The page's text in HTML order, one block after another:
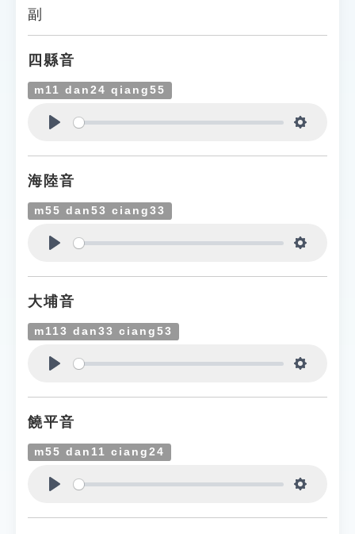
遊戲專區
教學應用
貓頭鷹博士
副
四縣音
m11 dan24 qiang55
海陸音
m55 dan53 ciang33
大埔音
m113 dan33 ciang53
饒平音
m55 dan11 ciang24